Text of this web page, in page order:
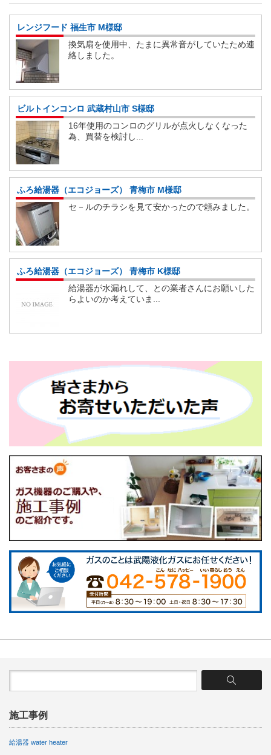
レンジフード 福生市 M様邸
換気扇を使用中、たまに異常音がしていたため連
絡しました。
ビルトインコンロ 武蔵村山市 S様邸
16年使用のコンロのグリルが点火しなくなった
為、買替を検討し...
ふろ給湯器（エコジョーズ） 青梅市 M様邸
セ－ルのチラシを見て安かったので頼みました。
ふろ給湯器（エコジョーズ） 青梅市 K様邸
給湯器が水漏れして、との業者さんにお願いした
らよいのか考えていま...
施工事例
給湯器 water heater